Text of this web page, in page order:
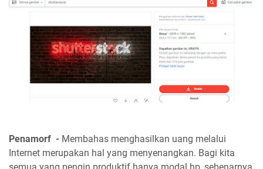
Penamorf - Membahas menghasilkan uang melalui
Internet merupakan hal yang menyenangkan. Bagi kita